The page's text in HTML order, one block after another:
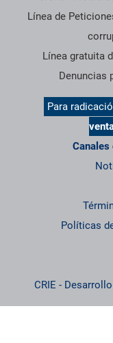
Línea de
Línea gratuita
Denuncias
Para
Políticas
CRIE -